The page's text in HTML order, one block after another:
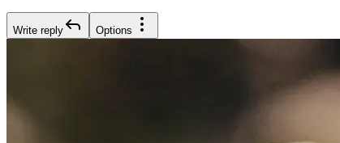
Write reply Options